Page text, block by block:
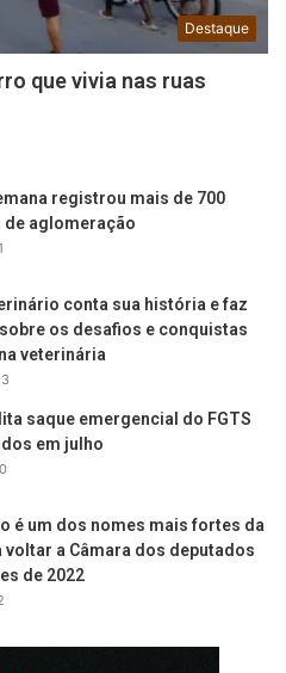
Destaque
que vivia nas ruas
registrou mais de 700
de aglomeração
conta sua história e faz
os desafios e conquistas
veterinária
saque emergencial do FGTS
em julho
é um dos nomes mais fortes da
voltar a Câmara dos deputados
de 2022